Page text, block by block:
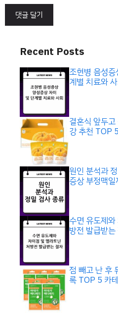
Recent Posts
조현병 음성
계별 치료와
결혼식 앞두
강 추천 TOP
원인 분석과
증상 부정맥
수면 유도제
방전 발급받
점 빼고 난 후
록 TOP 5 카